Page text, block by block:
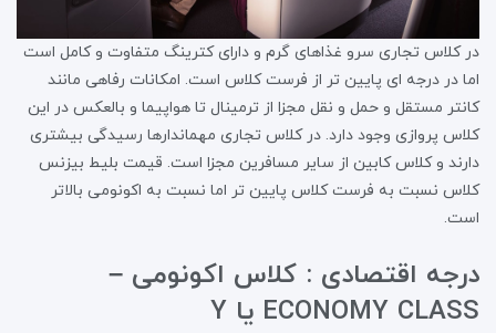
در کلاس تجاری سرو غذاهای گرم و دارای کترینگ متفاوت و کامل است
اما در درجه ای پایین تر از فرست کلاس است. امکانات رفاهی مانند
کانتر مستقل و حمل و نقل مجزا از ترمینال تا هواپیما و بالعکس در این
کلاس پروازی وجود دارد. در کلاس تجاری مهماندارها رسیدگی بیشتری
دارند و کلاس کابین از سایر مسافرین مجزا است. قیمت بلیط بیزنس
کلاس نسبت به فرست کلاس پایین تر اما نسبت به اکونومی بالاتر
است.
درجه اقتصادی : کلاس اکونومی –
ECONOMY CLASS یا Y